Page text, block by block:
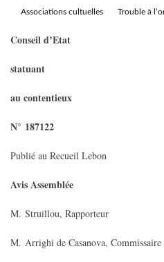
Associations cultuelles Trouble à
Conseil d’Etat
statuant
au contentieux
N° 187122
Publié au Recueil Lebon
Avis Assemblée
M. Struillou, Rapporteur
M. Arrighi de Casanova, Commissaire